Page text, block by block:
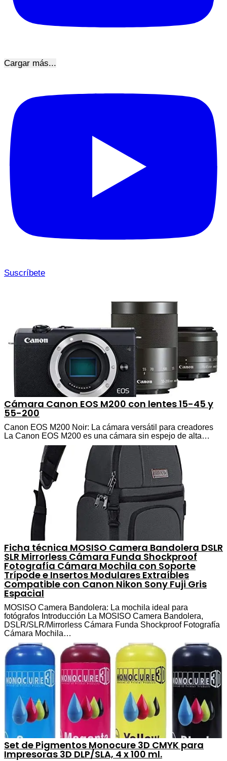
Cargar más...
Suscríbete
Cámara Canon EOS M200 con lentes 15-45 y
55-200
Canon EOS M200 Noir: La cámara versátil para creadores
La Canon EOS M200 es una cámara sin espejo de alta…
Ficha técnica MOSISO Camera Bandolera DSLR
SLR Mirrorless Cámara Funda Shockproof
Fotografía Cámara Mochila con Soporte
Trípode e Insertos Modulares Extraíbles
Compatible con Canon Nikon Sony Fuji Gris
Espacial
MOSISO Camera Bandolera: La mochila ideal para
fotógrafos Introducción La MOSISO Camera Bandolera,
DSLR/SLR/Mirrorless Cámara Funda Shockproof Fotografía
Cámara Mochila…
Set de Pigmentos Monocure 3D CMYK para
Impresoras 3D DLP/SLA, 4 x 100 ml.